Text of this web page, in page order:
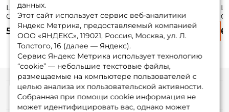
Цикада Strike Pro
Cyber Vibe 45мм.
9,1гр. #NS08SUVL
555 ₽
Cyber Vibe 55мм.
17гр. #A190ES
600 ₽
Cyber Vibe 55мм.
17гр. #C662F
610 ₽
данных.
Этот сайт использует сервис веб-аналитики
Яндекс Метрика, предоставляемый компанией
ООО «ЯНДЕКС», 119021, Россия, Москва, ул. Л.
Толстого, 16 (далее — Яндекс).
Сервис Яндекс Метрика использует технологию
“cookie” — небольшие текстовые файлы,
размещаемые на компьютере пользователей с
целью анализа их пользовательской активности.
Собранная при помощи cookie информация не
может идентифицировать вас, однако может
Информация